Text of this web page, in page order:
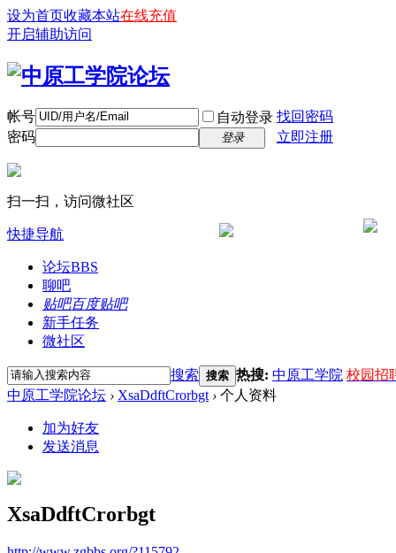
设为首页收藏本站在线充值
开启辅助访问
帐号 自动登录 找回密码
密码
登录 立即注册
扫一扫，访问微社区
快捷导航
论坛BBS
聊吧
贴吧百度贴吧
新手任务
微社区
搜索 搜索 热搜: 中原工学院 校园招
中原工学院论坛 › XsaDdftCrorbgt › 个人资料
加为好友
发送消息
XsaDdftCrorbgt